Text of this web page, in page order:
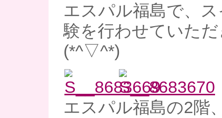
エスパル福島で、
験を行わせていた
(*^▽^*)
エスパル福島の2階